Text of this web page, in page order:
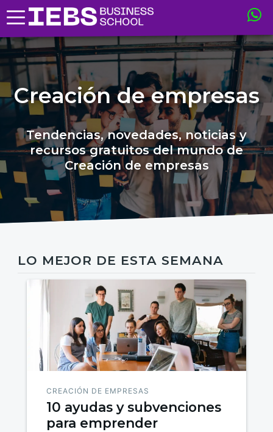
Creación de empresas
Tendencias, novedades, noticias y
recursos gratuitos del mundo de
Creación de empresas
LO MEJOR DE ESTA SEMANA
CREACIÓN DE EMPRESAS
10 ayudas y subvenciones
para emprender